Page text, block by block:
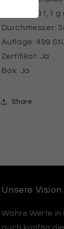
Gewicht: 31,1 g
Durchmesser:
Auflage: 499
Zertifikat: Ja
Box: Ja
Share
Unsere Vision
Wahre Werte